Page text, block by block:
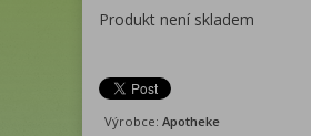
Produkt není skladem
Výrobce: Apotheke